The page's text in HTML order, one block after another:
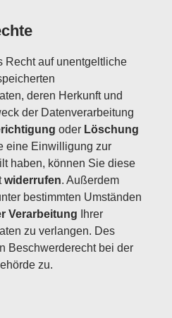
Recht auf unentgeltliche
deren Herkunft und
der Datenverarbeitung
oder Löschung
eine Einwilligung zur
haben, können Sie diese
widerrufen. Außerdem
bestimmten Umständen
Verarbeitung Ihrer
zu verlangen. Des
Beschwerderecht bei der
zu.